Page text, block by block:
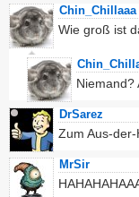
Chin_Chillaaa
Wie groß ist
Niemand?
DrSarez
Zum Aus-
MrSir